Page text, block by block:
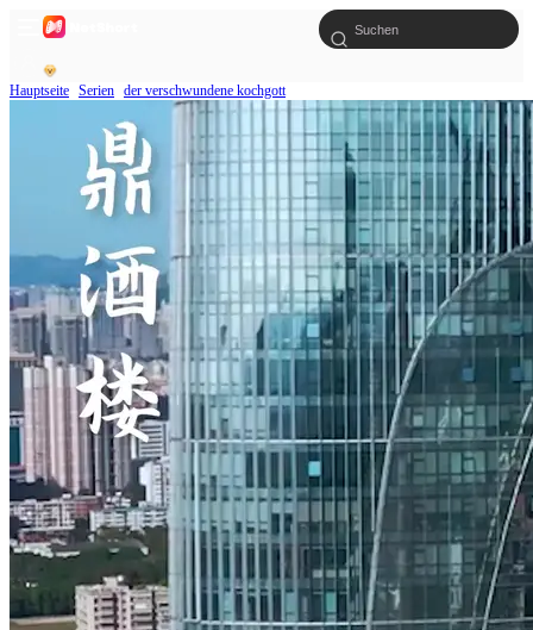
Hauptseite Serien der verschwundene kochgott